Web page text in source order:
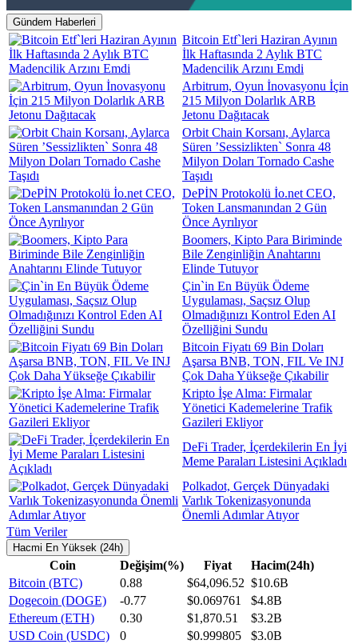
Gündem Haberleri
Bitcoin Etf`leri Haziran Ayının
İlk Haftasında 2 Aylık BTC
Madencilik Arzını Emdi
Arbitrum, Oyun İnovasyonu İçin
215 Milyon Dolarlık ARB
Jetonu Dağıtacak
Orbit Chain Korsanı, Aylarca
Süren ’Sessizlikten` Sonra 48
Milyon Doları Tornado Cashe
Taşıdı
DePİN Protokolü İo.net CEO,
Token Lansmanından 2 Gün
Önce Ayrılıyor
Boomers, Kipto Para Biriminde
Bile Zenginliğin Anahtarını
Elinde Tutuyor
Çin`in En Büyük Ödeme
Uygulaması, Saçsız Olup
Olmadığınızı Kontrol Eden AI
Özelliğini Sundu
Bitcoin Fiyatı 69 Bin Doları
Aşarsa BNB, TON, FIL Ve INJ
Çok Daha Yükseğe Çıkabilir
Kripto İşe Alma: Firmalar
Yönetici Kademelerine Trafik
Gazileri Ekliyor
DeFi Trader, İçerdekilerin En İyi
Meme Paraları Listesini Açıkladı
Polkadot, Gerçek Dünyadaki
Varlık Tokenizasyonunda
Önemli Adımlar Atıyor
Tüm Veriler
Hacmi En Yüksek (24h)
Coin Değişim(%) Fiyat
Hacim(24h)
Bitcoin (BTC)
0.88 $64,096.52 $10.6B
Dogecoin (DOGE)
-0.77 $0.069761
$4.8B
Ethereum (ETH)
0.30 $1,870.51
$3.2B
USD Coin (USDC)
0 $0.999805
$3.0B